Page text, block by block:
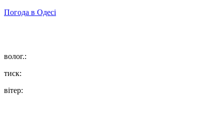
Погода в Одесі
волог.:
тиск:
вітер: